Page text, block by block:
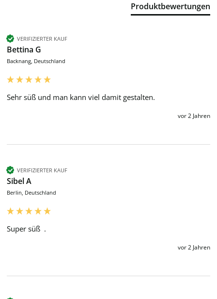
Produktbewertungen
VERIFIZIERTER KAUF
Bettina G
Backnang, Deutschland
Sehr süß und man kann viel damit gestalten.
vor 2 Jahren
VERIFIZIERTER KAUF
Sibel A
Berlin, Deutschland
Super süß  .
vor 2 Jahren